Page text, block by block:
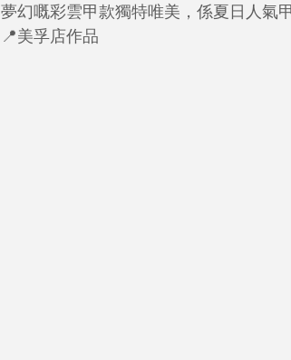
夢幻嘅彩雲甲款獨特唯美，係夏日人氣
📍美孚店作品